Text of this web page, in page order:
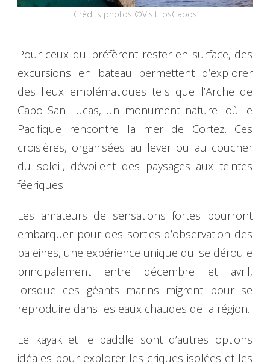
Crédits photos ©VisitLosCabos
Pour ceux qui préfèrent rester en surface, des
excursions en bateau permettent d’explorer
des lieux emblématiques tels que l’Arche de
Cabo San Lucas, un monument naturel où le
Pacifique rencontre la mer de Cortez. Ces
croisières, organisées au lever ou au coucher
du soleil, dévoilent des paysages aux teintes
féeriques.
Les amateurs de sensations fortes pourront
embarquer pour des sorties d’observation des
baleines, une expérience unique qui se déroule
principalement entre décembre et avril,
lorsque ces géants marins migrent pour se
reproduire dans les eaux chaudes de la région.
Le kayak et le paddle sont d’autres options
idéales pour explorer les criques isolées et les